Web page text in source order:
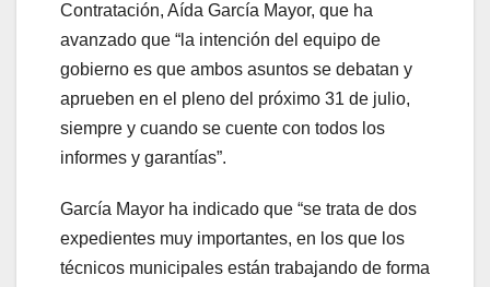
Contratación, Aída García Mayor, que ha
avanzado que “la intención del equipo de
gobierno es que ambos asuntos se debatan y
aprueben en el pleno del próximo 31 de julio,
siempre y cuando se cuente con todos los
informes y garantías”.
García Mayor ha indicado que “se trata de dos
expedientes muy importantes, en los que los
técnicos municipales están trabajando de forma